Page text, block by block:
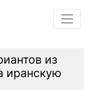
из
иранскую